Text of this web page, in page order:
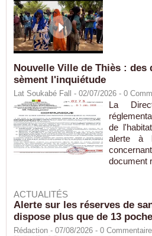
Nouvelle Ville de Thiès :
sèment l'inquiétude
Lat Soukabé Fall - 02/07/2026 - 0
La
de
alerte à
document
ACTUALITÉS
Alerte sur les réserves de
dispose plus que de 13
Rédaction - 07/08/2026 - 0 Commentaire